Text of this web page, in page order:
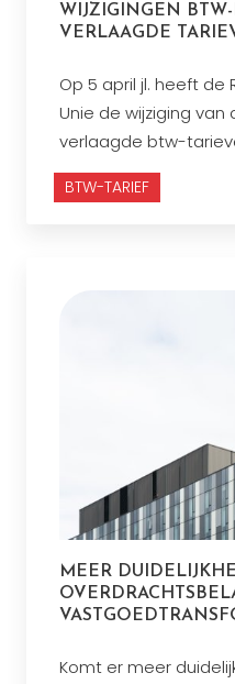
WIJZIGINGEN
VERLAAGDE
Op 5 april jl. heeft de
Unie de wijziging van
verlaagde btw-
BTW-TARIEF
MEER
Komt er meer